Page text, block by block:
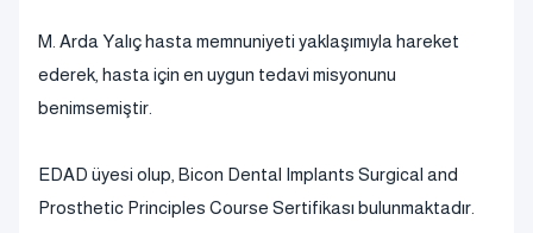
M. Arda Yalıç hasta memnuniyeti yaklaşımıyla hareket
ederek, hasta için en uygun tedavi misyonunu
benimsemiştir.
EDAD üyesi olup, Bicon Dental Implants Surgical and
Prosthetic Principles Course Sertifikası bulunmaktadır.